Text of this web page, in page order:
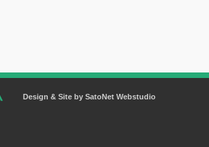
Design & Site by SatoNet Webstudio